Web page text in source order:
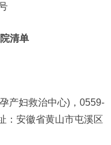
清单
产妇救治中心)，0559-
：安徽省黄山市屯溪区